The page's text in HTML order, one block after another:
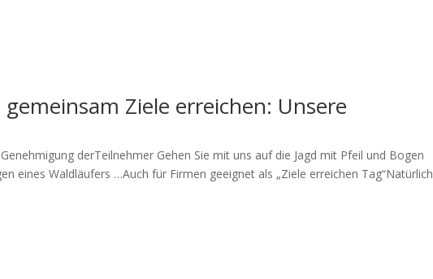
Ziele erreichen: Unsere
derTeilnehmer Gehen Sie mit uns auf die Jagd mit Pfeil und Bogen
eines Waldläufers …Auch für Firmen geeignet als „Ziele erreichen Tag“Natürlich